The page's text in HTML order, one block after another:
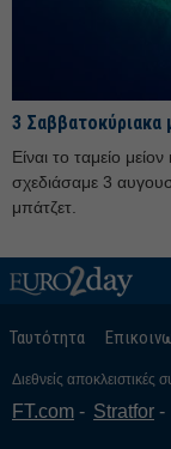
Μάρτιος 25
Φεβρουάριος 25
Ιανουάριος 25
Νοέμβριος 24
Αύγουστος 24
3 Σαββατοκύριακα
Είναι το ταμείο
σχεδιάσαμε 3
μπάτζετ.
Ταυτότητα
Διεθνείς αποκλειστικές
FT.com Stratfor